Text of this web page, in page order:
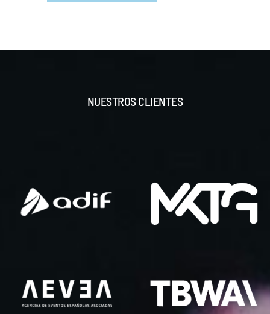
NUESTROS CLIENTES